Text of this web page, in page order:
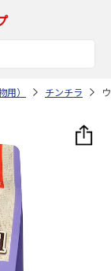
用） チンチラ